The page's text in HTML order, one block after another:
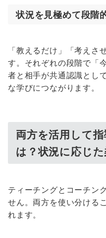
状況を見極めて段階
「教えるだけ」「考えさ
す。それぞれの段階で「
者と相手が共通認識とし
な学びにつながります。
両方を活用して
は？状況に応じ
ティーチングとコーチン
せん。両方を使い分ける
れます。